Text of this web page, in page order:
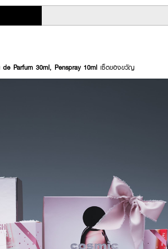
de Parfum 30ml, Penspray 10ml เซ็ตของขวัญ